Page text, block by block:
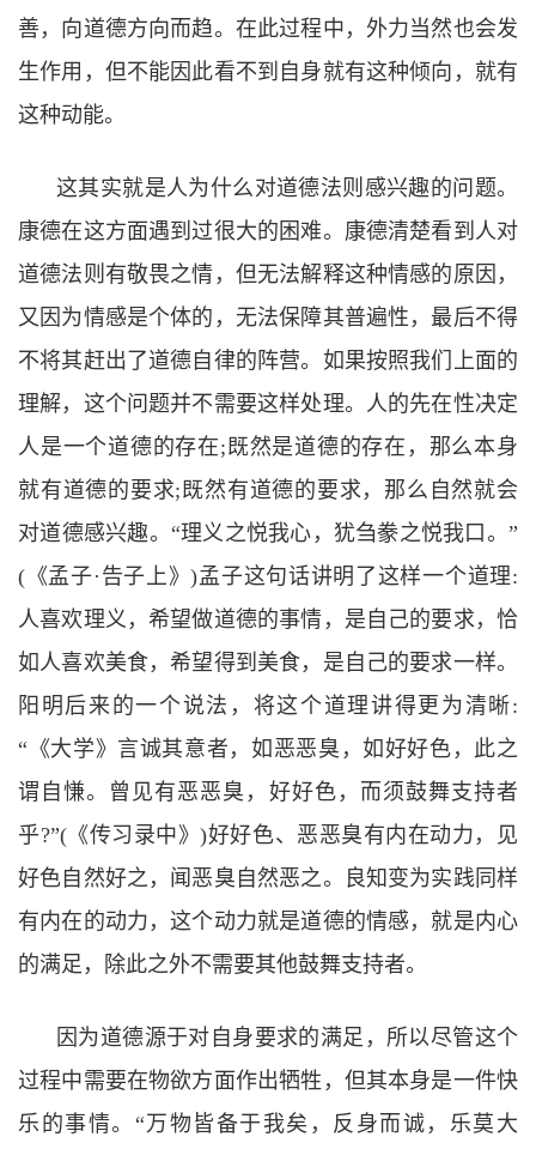
善，向道德方向而趋。在此过程中，外力当然也会发
生作用，但不能因此看不到自身就有这种倾向，就有
这种动能。
这其实就是人为什么对道德法则感兴趣的问题。
康德在这方面遇到过很大的困难。康德清楚看到人对
道德法则有敬畏之情，但无法解释这种情感的原因，
又因为情感是个体的，无法保障其普遍性，最后不得
不将其赶出了道德自律的阵营。如果按照我们上面的
理解，这个问题并不需要这样处理。人的先在性决定
人是一个道德的存在;既然是道德的存在，那么本身
就有道德的要求;既然有道德的要求，那么自然就会
对道德感兴趣。 “理义之悦我心，犹刍豢之悦我口。”
( 《孟子· 告子上》)孟子这句话讲明了这样一个道理:
人喜欢理义，希望做道德的事情，是自己的要求，恰
如人喜欢美食，希望得到美食，是自己的要求一样。
阳明后来的一个说法，将这个道理讲得更为清晰:
“ 《大学》言诚其意者，如恶恶臭，如好好色，此之
谓自慊。曾见有恶恶臭，好好色，而须鼓舞支持者
乎?”(《传习录中》)好好色、恶恶臭有内在动力，见
好色自然好之，闻恶臭自然恶之。良知变为实践同样
有内在的动力，这个动力就是道德的情感，就是内心
的满足，除此之外不需要其他鼓舞支持者。
因为道德源于对自身要求的满足，所以尽管这个
过程中需要在物欲方面作出牺牲，但其本身是一件快
乐的事情。“万物皆备于我矣，反身而诚，乐莫大